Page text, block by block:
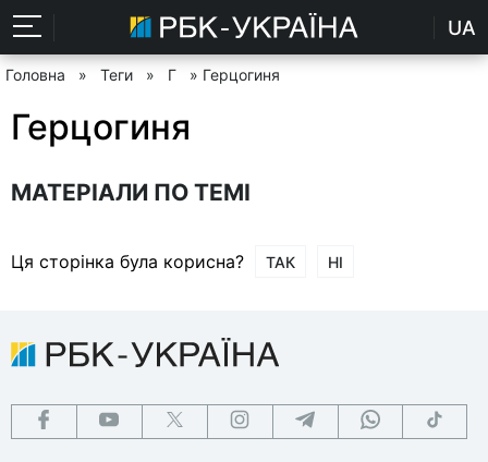
UA
Головна » Теги » Г » Герцогиня
Герцогиня
МАТЕРІАЛИ ПО ТЕМІ
Ця сторінка була корисна? ТАК НІ